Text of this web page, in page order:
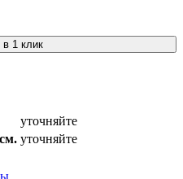
1 клик
уточняйте
уточняйте